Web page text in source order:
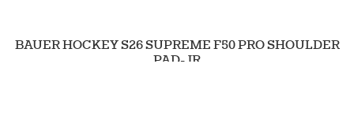
BAUER HOCKEY S26 SUPREME F50 PRO SHOULDER
PAD-JR